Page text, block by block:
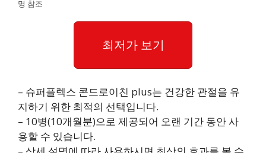
명 참조
최저가 보기
– 슈퍼플렉스 콘드로이친 plus는 건강한 관절을 유
지하기 위한 최적의 선택입니다.
– 10병(10개월분)으로 제공되어 오랜 기간 동안 사
용할 수 있습니다.